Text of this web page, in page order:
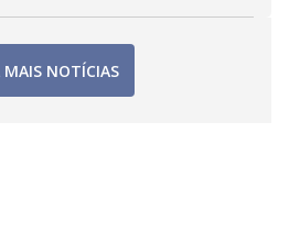
MAIS NOTÍCIAS